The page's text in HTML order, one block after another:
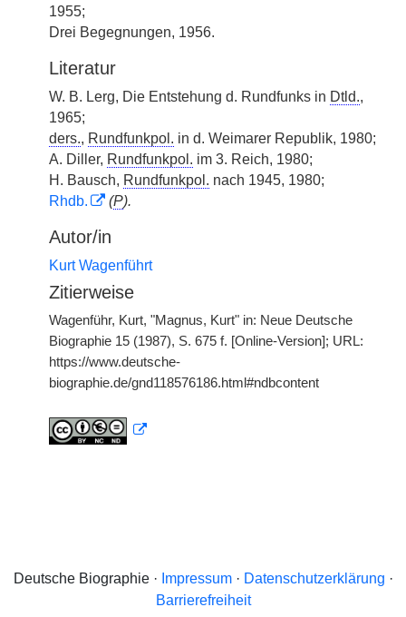
1955;
Drei Begegnungen, 1956.
Literatur
W. B. Lerg, Die Entstehung d. Rundfunks in Dtld.,
1965;
ders., Rundfunkpol. in d. Weimarer Republik, 1980;
A. Diller, Rundfunkpol. im 3. Reich, 1980;
H. Bausch, Rundfunkpol. nach 1945, 1980;
Rhdb.
(P).
Autor/in
Kurt Wagenführt
Zitierweise
Wagenführ, Kurt, "Magnus, Kurt" in: Neue Deutsche
Biographie 15 (1987), S. 675 f. [Online-Version]; URL:
https://www.deutsche-
biographie.de/gnd118576186.html#ndbcontent
Deutsche Biographie · Impressum· Datenschutzerklärung ·
Barrierefreiheit